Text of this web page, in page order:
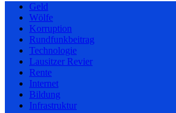
Geld
Wölfe
Korruption
Rundfunkbeitrag
Technologie
Lausitzer Revier
Rente
Internet
Bildung
Infrastruktur